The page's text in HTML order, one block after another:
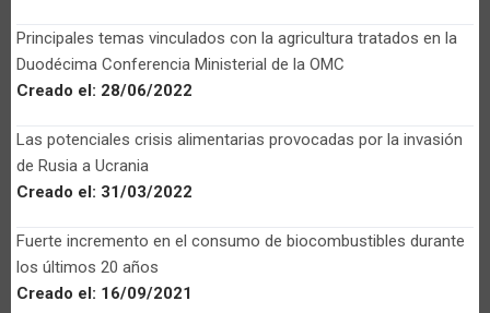
Principales temas vinculados con la agricultura tratados en la
Duodécima Conferencia Ministerial de la OMC
Creado el: 28/06/2022
Las potenciales crisis alimentarias provocadas por la invasión
de Rusia a Ucrania
Creado el: 31/03/2022
Fuerte incremento en el consumo de biocombustibles durante
los últimos 20 años
Creado el: 16/09/2021